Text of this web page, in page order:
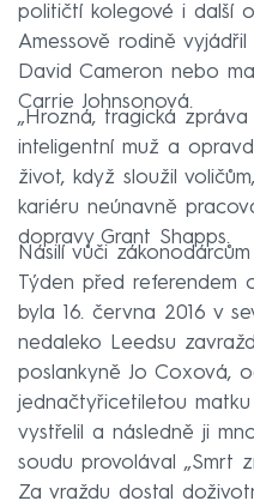
političtí kolegové i další
Amessově rodině
David Cameron nebo
Carrie Johnsonová.
„Hrozná, tragická
inteligentní muž a
život, když sloužil
kariéru neúnavně
dopravy Grant Shapps.
Násilí vůči
Týden před referendem
byla 16. června 2016 v
nedaleko Leedsu
poslankyně Jo Coxová,
jednačtyřicetiletou
vystřelil a následně ji
soudu provolával „Smrt
Za vraždu dostal